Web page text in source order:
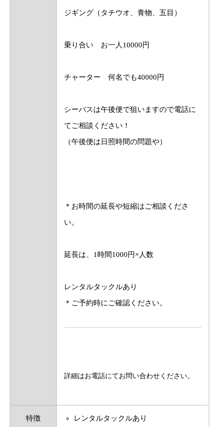
ジギング（タチウオ、青物、五目）
乗り合い お一人10000円
チャーター 何名でも40000円
シーバスは午後便で狙いますので電話に
てご相談ください！
（午後便は日照時間の問題や）
＊お時間の延長や短縮はご相談くださ
い。
延長は、1時間1000円×人数
レンタルタックルあり
＊ご予約時にご確認ください。
詳細はお電話にてお問い合わせください。
特徴 レンタルタックルあり